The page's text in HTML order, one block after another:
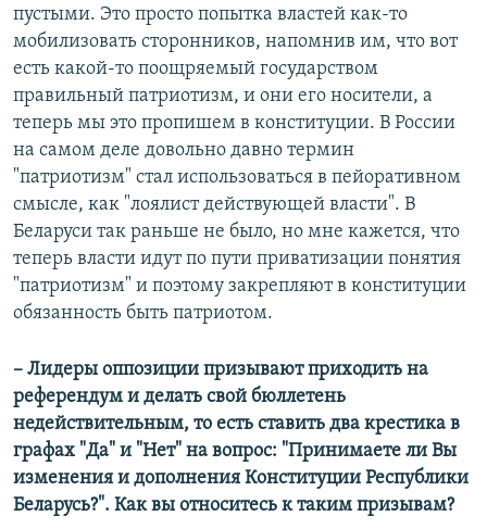
пустыми. Это просто попытка властей как-то
мобилизовать сторонников, напомнив им, что вот
есть какой-то поощряемый государством
правильный патриотизм, и они его носители, а
теперь мы это пропишем в конституции. В России
на самом деле довольно давно термин
"патриотизм" стал использоваться в пейоративном
смысле, как "лоялист действующей власти". В
Беларуси так раньше не было, но мне кажется, что
теперь власти идут по пути приватизации понятия
"патриотизм" и поэтому закрепляют в конституции
обязанность быть патриотом.
– Лидеры оппозиции призывают приходить на
референдум и делать свой бюллетень
недействительным, то есть ставить два крестика в
графах "Да" и "Нет" на вопрос: "Принимаете ли Вы
изменения и дополнения Конституции Республики
Беларусь?". Как вы относитесь к таким призывам?